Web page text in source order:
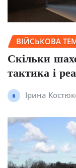
ВІЙСЬКОВА
Скільки
тактика і
Ірина